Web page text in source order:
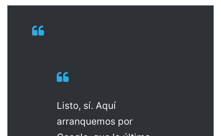
Listo, sí. Aquí
arranquemos por